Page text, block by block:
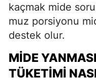
kaçmak mide
muz porsiyonu
destek olur.
MIDE
TÜKETIMI